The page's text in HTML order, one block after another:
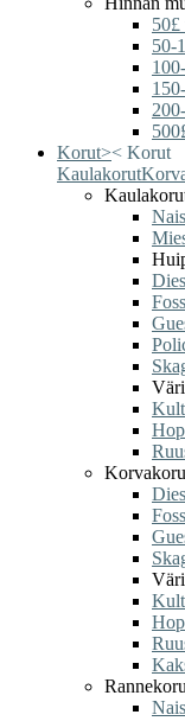
50£
50-
Korut>< Korut
Kaulakorut